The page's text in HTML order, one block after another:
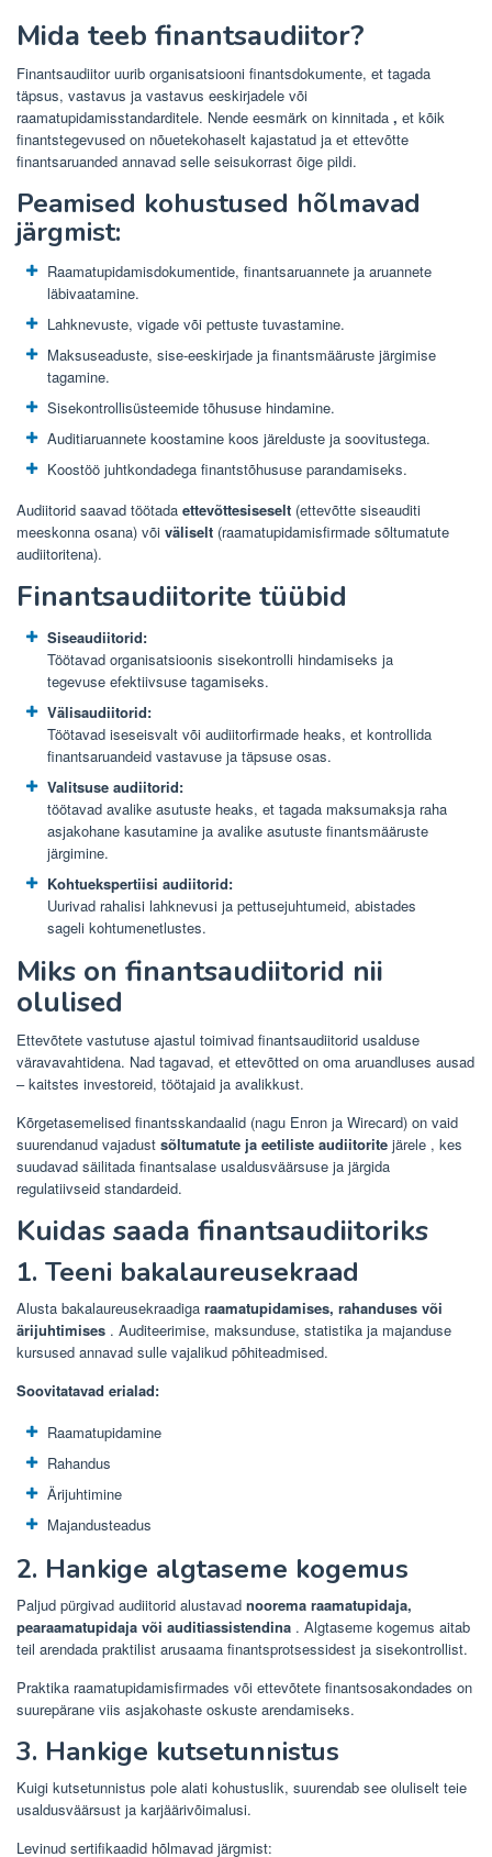
Mida teeb finantsaudiitor?
Finantsaudiitor uurib organisatsiooni finantsdokumente, et tagada
täpsus, vastavus ja vastavus eeskirjadele või
raamatupidamisstandarditele. Nende eesmärk on kinnitada , et kõik
finantstegevused on nõuetekohaselt kajastatud ja et ettevõtte
finantsaruanded annavad selle seisukorrast õige pildi.
Peamised kohustused hõlmavad
järgmist:
Raamatupidamisdokumentide, finantsaruannete ja aruannete
läbivaatamine.
Lahknevuste, vigade või pettuste tuvastamine.
Maksuseaduste, sise-eeskirjade ja finantsmääruste järgimise
tagamine.
Sisekontrollisüsteemide tõhususe hindamine.
Auditiaruannete koostamine koos järelduste ja soovitustega.
Koostöö juhtkondadega finantstõhususe parandamiseks.
Audiitorid saavad töötada ettevõttesiseselt (ettevõtte siseauditi
meeskonna osana) või väliselt (raamatupidamisfirmade sõltumatute
audiitoritena).
Finantsaudiitorite tüübid
Siseaudiitorid:
Töötavad organisatsioonis sisekontrolli hindamiseks ja
tegevuse efektiivsuse tagamiseks.
Välisaudiitorid:
Töötavad iseseisvalt või audiitorfirmade heaks, et kontrollida
finantsaruandeid vastavuse ja täpsuse osas.
Valitsuse audiitorid:
töötavad avalike asutuste heaks, et tagada maksumaksja raha
asjakohane kasutamine ja avalike asutuste finantsmääruste
järgimine.
Kohtuekspertiisi audiitorid:
Uurivad rahalisi lahknevusi ja pettusejuhtumeid, abistades
sageli kohtumenetlustes.
Miks on finantsaudiitorid nii
olulised
Ettevõtete vastutuse ajastul toimivad finantsaudiitorid usalduse
väravavahtidena. Nad tagavad, et ettevõtted on oma aruandluses ausad
– kaitstes investoreid, töötajaid ja avalikkust.
Kõrgetasemelised finantsskandaalid (nagu Enron ja Wirecard) on vaid
suurendanud vajadust sõltumatute ja eetiliste audiitorite järele , kes
suudavad säilitada finantsalase usaldusväärsuse ja järgida
regulatiivseid standardeid.
Kuidas saada finantsaudiitoriks
1. Teeni bakalaureusekraad
Alusta bakalaureusekraadiga raamatupidamises, rahanduses või
ärijuhtimises . Auditeerimise, maksunduse, statistika ja majanduse
kursused annavad sulle vajalikud põhiteadmised.
Soovitatavad erialad:
Raamatupidamine
Rahandus
Ärijuhtimine
Majandusteadus
2. Hankige algtaseme kogemus
Paljud pürgivad audiitorid alustavad noorema raamatupidaja,
pearaamatupidaja või auditiassistendina . Algtaseme kogemus aitab
teil arendada praktilist arusaama finantsprotsessidest ja sisekontrollist.
Praktika raamatupidamisfirmades või ettevõtete finantsosakondades on
suurepärane viis asjakohaste oskuste arendamiseks.
3. Hankige kutsetunnistus
Kuigi kutsetunnistus pole alati kohustuslik, suurendab see oluliselt teie
usaldusväärsust ja karjäärivõimalusi.
Levinud sertifikaadid hõlmavad järgmist: